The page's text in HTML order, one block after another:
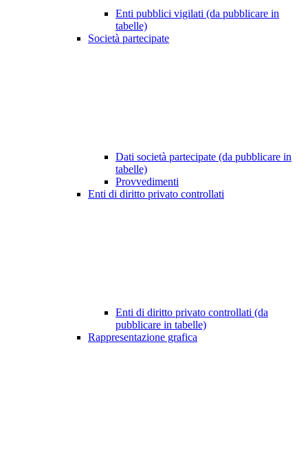
Enti pubblici vigilati (da pubblicare in
tabelle)
Società partecipate
Dati società partecipate (da pubblicare in
tabelle)
Provvedimenti
Enti di diritto privato controllati
Enti di diritto privato controllati (da
pubblicare in tabelle)
Rappresentazione grafica